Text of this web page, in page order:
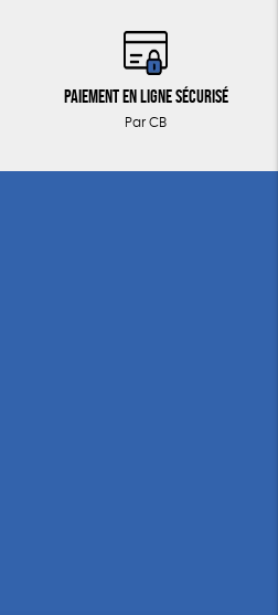
Paiement en ligne sécurisé
Par CB